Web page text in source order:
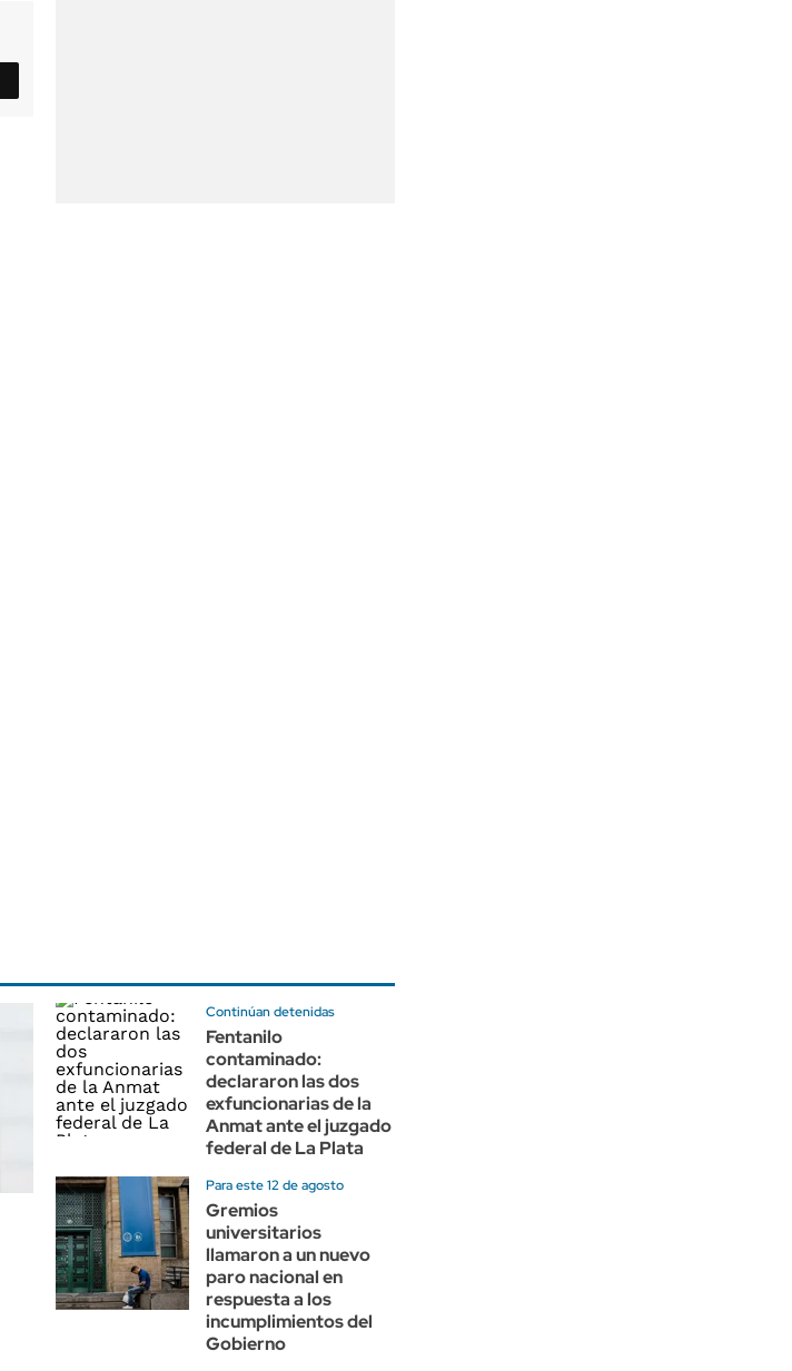
Continúan detenidas
Fentanilo
contaminado:
declararon las dos
exfuncionarias de la
Anmat ante el juzgado
federal de La Plata
Para este 12 de agosto
Gremios
universitarios
llamaron a un nuevo
paro nacional en
respuesta a los
incumplimientos del
Gobierno